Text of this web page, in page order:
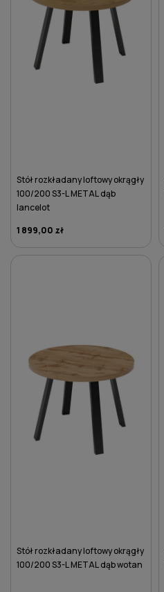
Stół rozkładany loftowy okrągły
100/200 S3-L METAL dąb
lancelot
1 899,00 zł
Stół rozkładany loftowy okrągły
100/200 S3-L METAL dąb wotan